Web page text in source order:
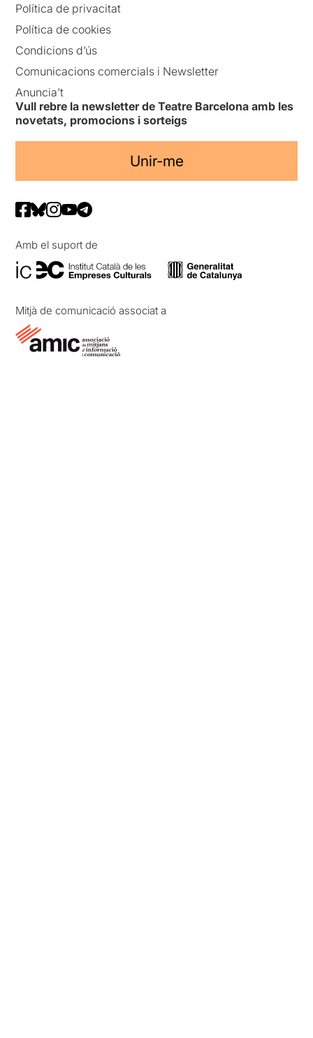
Política de privacitat
Política de cookies
Condicions d’ús
Comunicacions comercials i Newsletter
Anuncia’t
Vull rebre la newsletter de Teatre Barcelona amb les
novetats, promocions i sorteigs
Unir-me
Amb el suport de
Mitjà de comunicació associat a